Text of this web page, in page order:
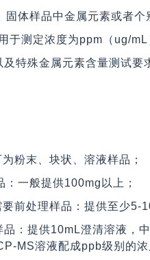
固体样品中金属元素或者个
于测定浓度为ppm（ug/
特殊金属元素含量测试要
粉末、块状、溶液样品；
：一般提供100mg以上；
前处理样品：提供至少5-
品：提供10mL澄清溶液，
MS溶液配成ppb级别的浓